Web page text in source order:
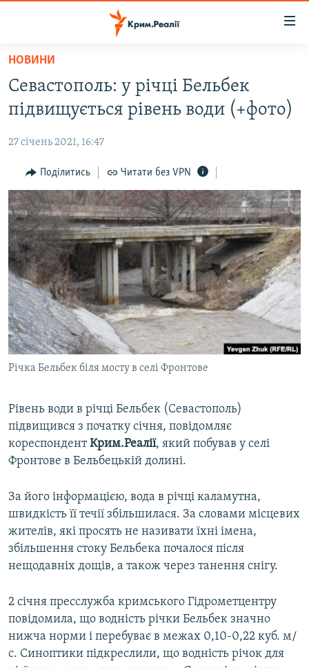
Перейти
основного
матеріалу
до
навігації
Перейти
до
пошуку
ВІДЕО ТА ФОТО
ПОЛІТИКА
БЛОГИ
ПОГЛЯД
ІНТЕРВ'Ю
ВСЕ ЗА ДЕНЬ
СПЕЦПРОЕКТИ
ДЕПОРТАЦІЯ
ВІДЕОУРОКИ «ELIFBE»
СВІДЧЕННЯ ОКУПАЦІЇ
УКРАЇНСЬКА ПРОБЛЕМА КРИМУ
ЯК ОБІЙТИ БЛОКУВАННЯ
Русский
Qırımtatar
Усі сайти RFE/RL
НОВИНИ
Севастополь: у річці Бельбек
підвищується рівень води (+фото)
27 січень 2021, 16:47
Поділитись Читати без VPN
Річка Бельбек біля мосту в селі Фронтове
Рівень води в річці Бельбек (Севастополь)
підвищився з початку січня, повідомляє
кореспондентКрим.Реалії, який побував у селі
Фронтове в Бельбецькій долині.
За його інформацією, вода в річці каламутна,
швидкість її течії збільшилася. За словами місцевих
жителів, які просять не називати їхні імена,
збільшення стоку Бельбека почалося після
нещодавніх дощів, а також через танення снігу.
2 січня пресслужба кримського Гідрометцентру
повідомила, що водність річки Бельбек значно
нижча норми і перебуває в межах 0,10-0,22 куб. м/
с. Синоптики підкреслили, що водність річок для